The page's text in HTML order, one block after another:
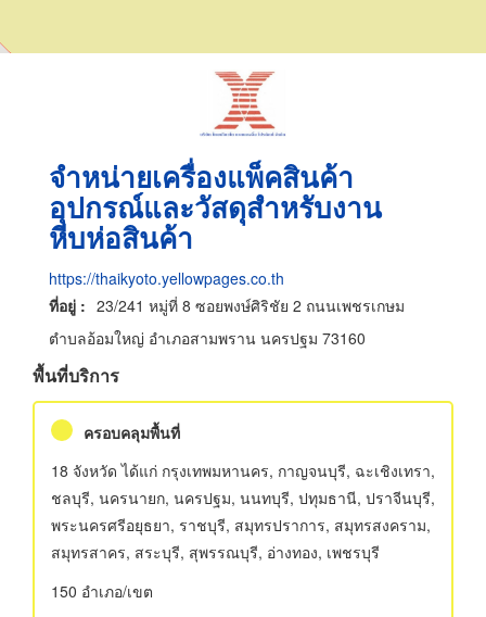
จำหน่ายเครื่องแพ็คสินค้า
อุปกรณ์และวัสดุสำหรับงาน
หีบห่อสินค้า
https://thaikyoto.yellowpages.co.th
ที่อยู่ : 23/241 หมู่ที่ 8 ซอยพงษ์ศิริชัย 2 ถนนเพชรเกษม
ตำบลอ้อมใหญ่ อำเภอสามพราน นครปฐม 73160
พื้นที่บริการ
ครอบคลุมพื้นที่
18 จังหวัด ได้แก่ กรุงเทพมหานคร, กาญจนบุรี, ฉะเชิงเทรา,
ชลบุรี, นครนายก, นครปฐม, นนทบุรี, ปทุมธานี, ปราจีนบุรี,
พระนครศรีอยุธยา, ราชบุรี, สมุทรปราการ, สมุทรสงคราม,
สมุทรสาคร, สระบุรี, สุพรรณบุรี, อ่างทอง, เพชรบุรี
150 อําเภอ/เขต